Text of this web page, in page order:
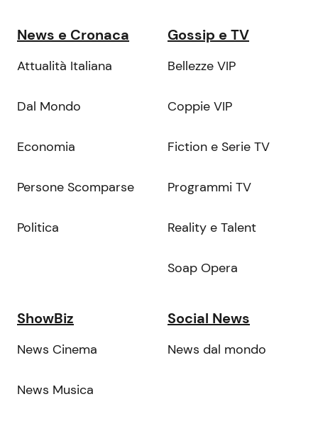
News e Cronaca
Attualità Italiana
Dal Mondo
Economia
Persone Scomparse
Politica
Gossip e TV
Bellezze VIP
Coppie VIP
Fiction e Serie TV
Programmi TV
Reality e Talent
Soap Opera
ShowBiz
News Cinema
News Musica
Social News
News dal mondo